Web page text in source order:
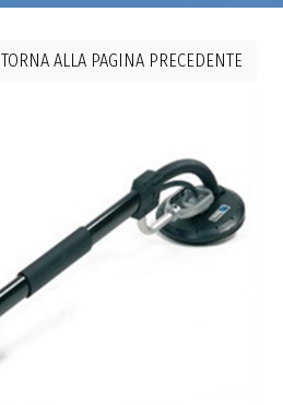
TORNA ALLA PAGINA PRECEDENTE